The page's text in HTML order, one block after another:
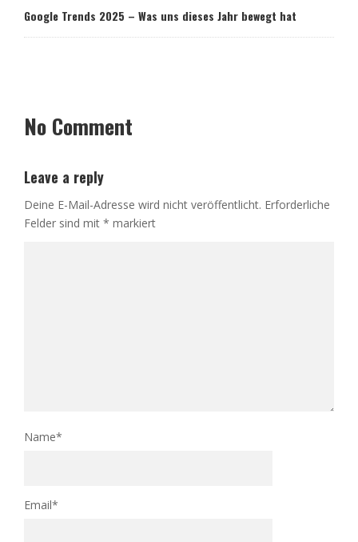
Google Trends 2025 – Was uns dieses Jahr bewegt hat
No Comment
Leave a reply
Deine E-Mail-Adresse wird nicht veröffentlicht. Erforderliche
Felder sind mit * markiert
Name*
Email*